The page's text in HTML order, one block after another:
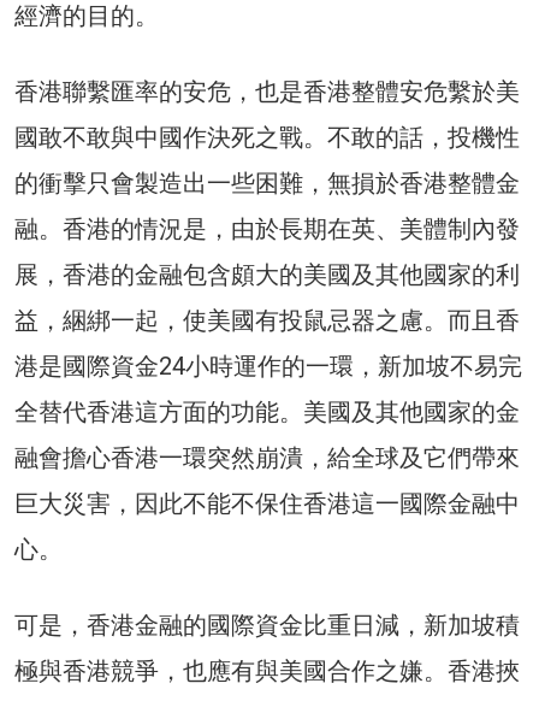
經濟的目的。
香港聯繫匯率的安危，也是香港整體安危繫於美
國敢不敢與中國作決死之戰。不敢的話，投機性
的衝擊只會製造出一些困難，無損於香港整體金
融。香港的情況是，由於長期在英、美體制內發
展，香港的金融包含頗大的美國及其他國家的利
益，綑綁一起，使美國有投鼠忌器之慮。而且香
港是國際資金24小時運作的一環，新加坡不易完
全替代香港這方面的功能。美國及其他國家的金
融會擔心香港一環突然崩潰，給全球及它們帶來
巨大災害，因此不能不保住香港這一國際金融中
心。
可是，香港金融的國際資金比重日減，新加坡積
極與香港競爭，也應有與美國合作之嫌。香港挾